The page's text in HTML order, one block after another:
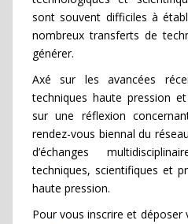
sont souvent difficiles à
nombreux transferts de
générer.
Axé sur les avancées
techniques haute pression
sur une réflexion
rendez-vous biennal du
d’échanges
techniques, scientifiques et
haute pression.
Pour vous inscrire et déposer